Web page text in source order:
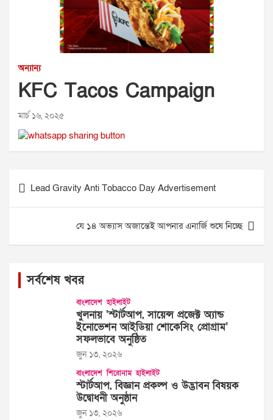
অন্যান্য
KFC Tacos Campaign
মার্চ ১৬, ২০২৫
Post
navigation
Lead Gravity Anti Tobacco Day Advertisement
যে ১৪ অভ্যাস অজান্তেই আপনার এনার্জি শুষে নিচ্ছে
সর্বশেষ খবর
বাংলাদেশ হাইলাইট
খুলনায় ‘স্টার্টআপ, সায়েন্স প্রজেক্ট অ্যান্ড
ইনোভেশন আইডিয়া শোকেসিং প্রোগ্রাম’
সফলভাবে অনুষ্ঠিত
জুন ১৩, ২০২৬
বাংলাদেশ শিরোনাম হাইলাইট
স্টার্টআপ, বিজ্ঞান প্রকল্প ও উদ্ভাবন বিষয়ক
উদ্বোধনী অনুষ্ঠান
জুন ১৩, ২০২৬